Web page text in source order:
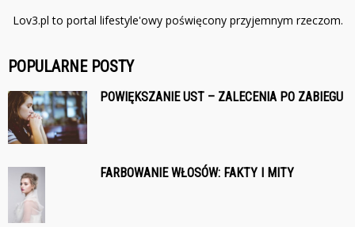
Lov3.pl to portal lifestyle'owy poświęcony przyjemnym rzeczom.
POPULARNE POSTY
POWIĘKSZANIE UST – ZALECENIA PO ZABIEGU
FARBOWANIE WŁOSÓW: FAKTY I MITY